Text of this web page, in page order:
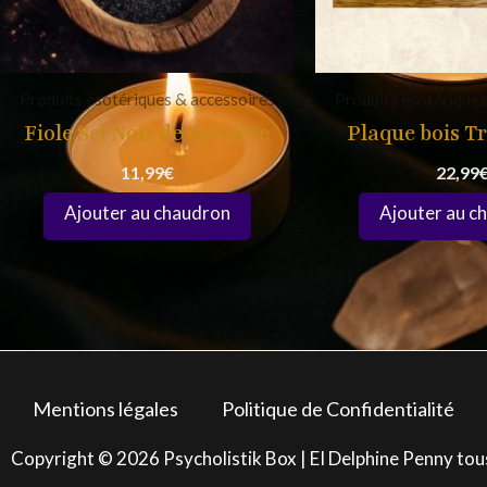
Produits ésotériques & accessoires
Fiole Sel Noir de Sorcière
11,99€
Plaque bois
22,99
Mentions légales Politique de Confidentialité
Copyright © 2026 Psycholistik Box | EI Delphine Penny